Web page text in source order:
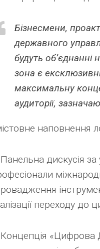
Бізнесмени,
державного
будуть
зона є
максимальну
аудиторії,
наповнення
Панельна дискусія
переходу до
Концепція «Цифрова